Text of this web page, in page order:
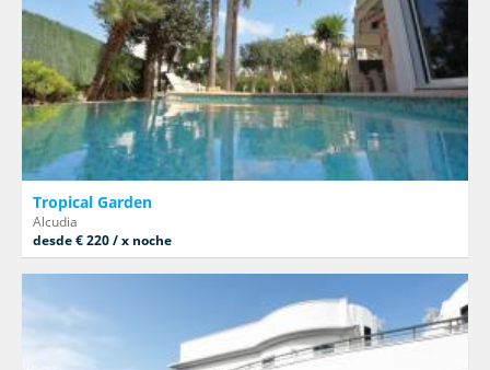
Tropical Garden
Alcudia
desde € 220 / x noche